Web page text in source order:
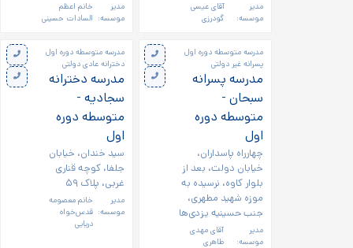
مدیر
موسسه:
آقای عیسی
گودرزی
مدیر
موسسه:
خانم اعظم
السادات حسینی
مدرسه متوسطه دوره اول
پسرانه غیر دولتی
مدرسه پسرانه
سبحان -
متوسطه دوره
اول
چهارراه پاسداران،
خیابان دولت، بعد از
بلوار کاوه، نرسیده به
موزه شهید مطهری،
جنب حسینیه یزدی‌ها
مدیر
موسسه:
آقای مهدی
طاهری
مدرسه متوسطه دوره اول
دخترانه عادی دولتی
مدرسه دخترانه
سجادیه -
متوسطه دوره
اول
سید خندان، خیابان
جلفا، کوچه قناری
غربی، پلاک ۵۹
مدیر
موسسه:
خانم معصومه
قدس‌خواه
دریایی